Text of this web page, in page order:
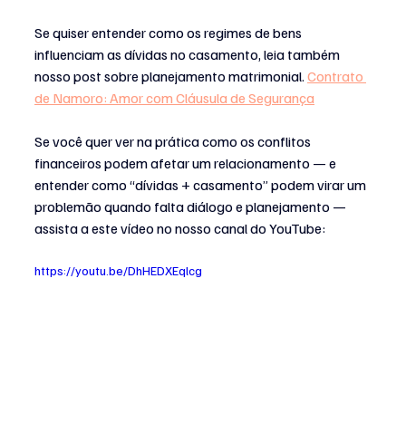
Se quiser entender como os regimes de bens
influenciam as dívidas no casamento, leia também
nosso post sobre planejamento matrimonial. Contrato
de Namoro: Amor com Cláusula de Segurança
Se você quer ver na prática como os conflitos
financeiros podem afetar um relacionamento — e
entender como “dívidas + casamento” podem virar um
problemão quando falta diálogo e planejamento —
assista a este vídeo no nosso canal do YouTube:
https://youtu.be/DhHEDXEqlcg